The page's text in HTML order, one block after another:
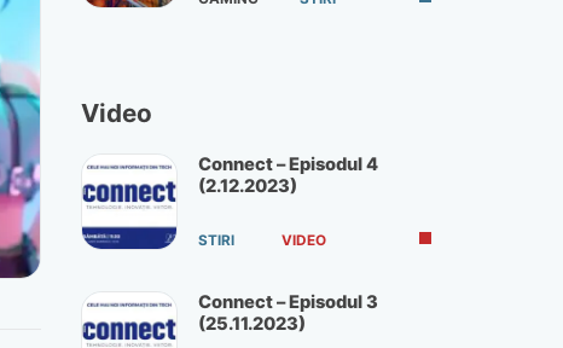
Video
Connect – Episodul 4
(2.12.2023)
STIRI VIDEO
Connect – Episodul 3
(25.11.2023)